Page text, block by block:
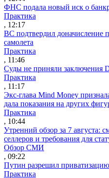
ФНС подала новый иск о
Практика
, 12:17
ВС подтвердил доначисление
самолета
Практика
, 11:46
Суды не приняли заключения
Практика
, 11:17
Экс-глава Mind Money
дала показания на других
Практика
, 10:44
Утренний обзор за 7 августа:
селлеров и требования для
Обзор СМИ
, 09:22
Путин разрешил
Практика